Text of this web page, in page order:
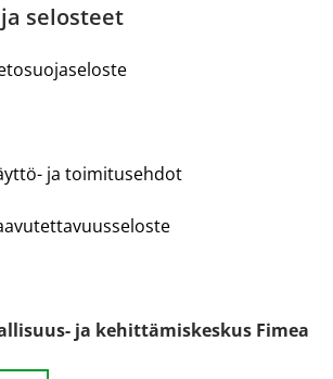
selosteet
ja toimitusehdot
ja kehittämiskeskus Fimea